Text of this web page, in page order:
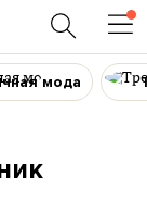
мода